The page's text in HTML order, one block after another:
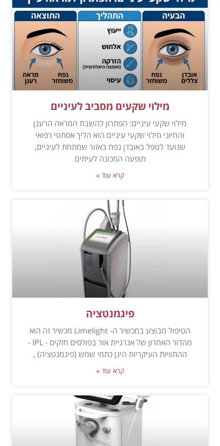
מילוי שקעים מסביב לעיניים
מילוי שקעי עיניים: הפתרון להשבת המראה הרענן
והחיוני מילוי שקעי עיניים הוא הליך אסתטי רפואי
שנועד לטפל באובדן נפח באזור שמתחת לעיניים,
תופעה המכונה לעיתים
קרא עוד »
פיגמנטציה
הטיפול מבוצע במכשיר ה- Limelight מכשיר זה הוא
מהדור האחרון של אנרגיית אור בפולסים חזקים - IPL -
ההתוויות העיקריות הינן כתמי שמש (פיגמנטציה) ,
קרא עוד »